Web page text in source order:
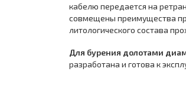
кабелю передается на
совмещены преимущества
литологического состава
Для бурения долотами
разработана и готова к